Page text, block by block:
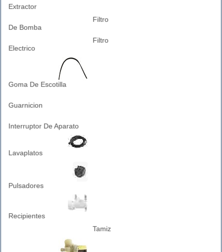
Extractor
Filtro
De Bomba
Filtro
Electrico
Goma De Escotilla
Guarnicion
Interruptor De Aparato
Lavaplatos
Pulsadores
Recipientes
Tamiz